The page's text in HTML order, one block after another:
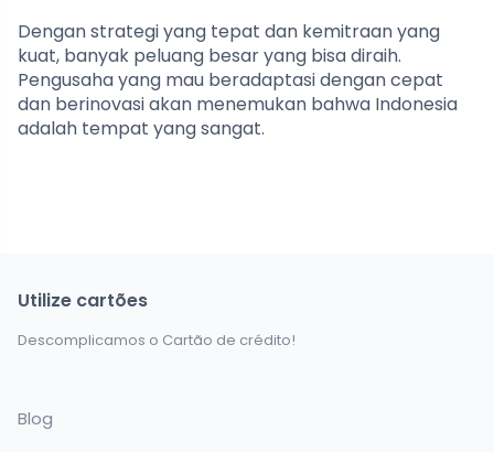
Dengan strategi yang tepat dan kemitraan yang
kuat, banyak peluang besar yang bisa diraih.
Pengusaha yang mau beradaptasi dengan cepat
dan berinovasi akan menemukan bahwa Indonesia
adalah tempat yang sangat.
Utilize cartões
Descomplicamos o Cartão de crédito!
Blog